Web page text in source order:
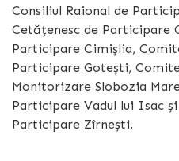
Consiliul Raional de
Cetățenesc de Participare
Participare Cimișlia,
Participare Gotești,
Monitorizare Slobozia
Participare Vadul lui Isac
Participare Zîrnești.